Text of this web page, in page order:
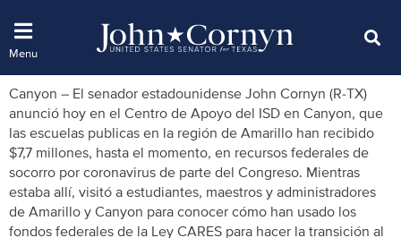
Canyon – El senador estadounidense John Cornyn (R-TX)
anunció hoy en el Centro de Apoyo del ISD en Canyon, que
las escuelas publicas en la región de Amarillo han recibido
$7,7 millones, hasta el momento, en recursos federales de
socorro por coronavirus de parte del Congreso. Mientras
estaba allí, visitó a estudiantes, maestros y administradores
de Amarillo y Canyon para conocer cómo han usado los
fondos federales de la Ley CARES para hacer la transición al